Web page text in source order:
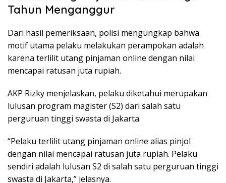
Tahun Menganggur
Dari hasil pemeriksaan, polisi mengungkap bahwa
motif utama pelaku melakukan perampokan adalah
karena terlilit utang pinjaman online dengan nilai
mencapai ratusan juta rupiah.
AKP Rizky menjelaskan, pelaku diketahui merupakan
lulusan program magister (S2) dari salah satu
perguruan tinggi swasta di Jakarta.
“Pelaku terlilit utang pinjaman online alias pinjol
dengan nilai mencapai ratusan juta rupiah. Pelaku
sendiri adalah lulusan S2 di salah satu perguruan tinggi
swasta di Jakarta,” jelasnya.